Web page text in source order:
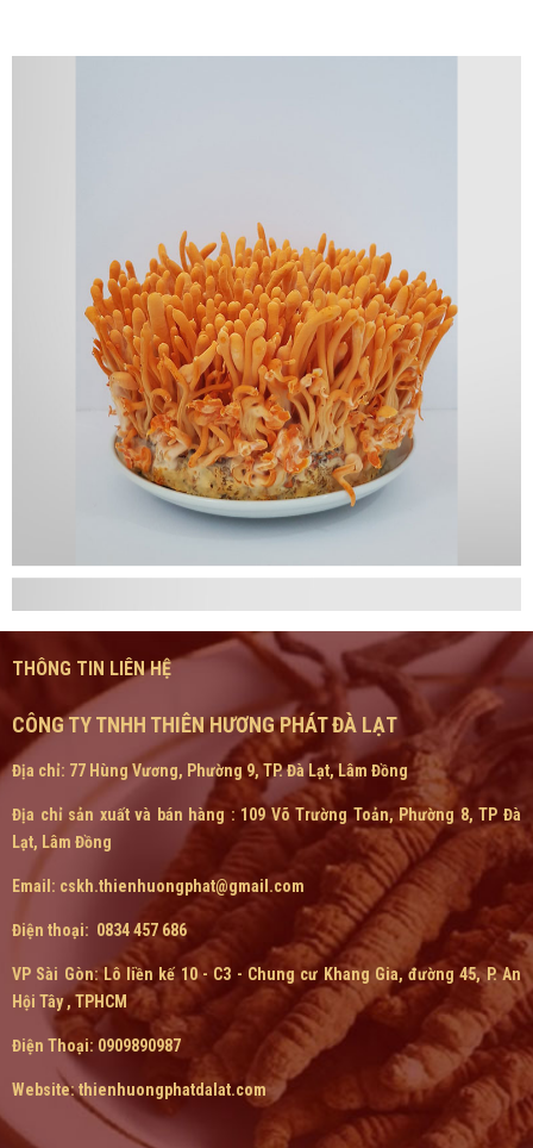
THÔNG TIN LIÊN HỆ
CÔNG TY TNHH THIÊN HƯƠNG PHÁT ĐÀ LẠT
Địa chỉ: 77 Hùng Vương, Phường 9, TP. Đà Lạt, Lâm Đồng
Địa chỉ sản xuất và bán hàng : 109 Võ Trường Toản, Phường 8, TP Đà
Lạt, Lâm Đồng
Email: cskh.thienhuongphat@gmail.com
Điện thoại: 0834 457 686
VP Sài Gòn:Lô liền kế 10 - C3 - Chung cư Khang Gia, đường 45, P. An
Hội Tây , TPHCM
Điện Thoại: 0909890987
Website: thienhuongphatdalat.com